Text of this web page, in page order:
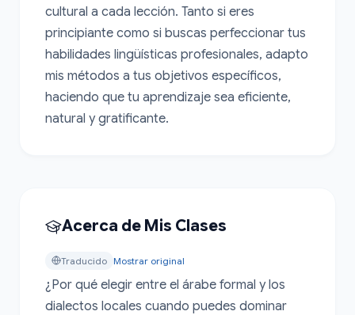
cultural a cada lección. Tanto si eres
principiante como si buscas perfeccionar tus
habilidades lingüísticas profesionales, adapto
mis métodos a tus objetivos específicos,
haciendo que tu aprendizaje sea eficiente,
natural y gratificante.
Acerca de Mis Clases
Traducido Mostrar original
¿Por qué elegir entre el árabe formal y los
dialectos locales cuando puedes dominar